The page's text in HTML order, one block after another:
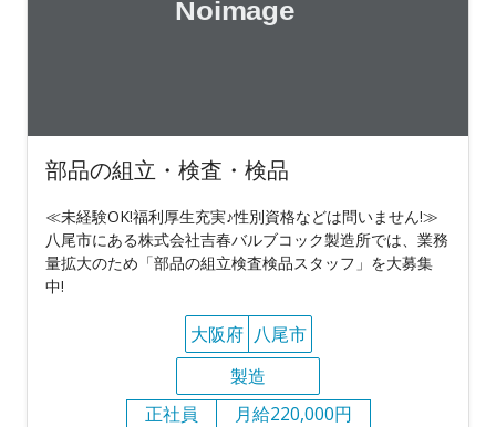
部品の組立・検査・検品
≪未経験OK!福利厚生充実♪性別資格などは問いません!≫
八尾市にある株式会社吉春バルブコック製造所では、業務
量拡大のため「部品の組立検査検品スタッフ」を大募集
中!
大阪府 八尾市
製造
正社員
月給220,000円